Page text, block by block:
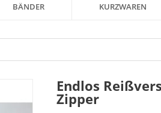
BÄNDER KURZWAREN
Endlos
Zipper